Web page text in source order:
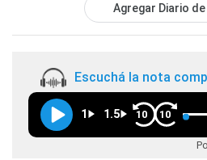
Agregar Diario de
Escuchá la nota
1 1.5 10 10